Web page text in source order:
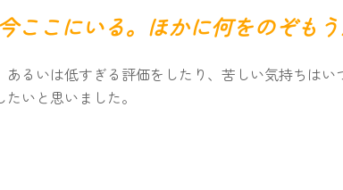
ここにいる。ほかに何をのぞもう
あるいは低すぎる評価をしたり、苦しい気持ちは
いと思いました。